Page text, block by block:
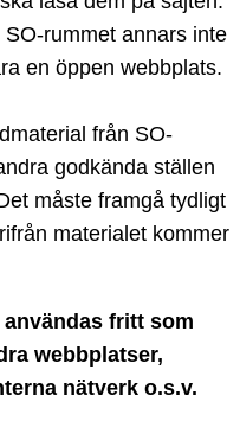
rummet annars inte
en öppen webbplats.
från SO-
godkända ställen
måste framgå tydligt
materialet kommer
fritt som
webbplatser,
nätverk o.s.v.